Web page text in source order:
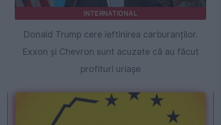
INTERNATIONAL
Donald Trump cere ieftinirea carburanților.
Exxon și Chevron sunt acuzate că au făcut
profituri uriașe